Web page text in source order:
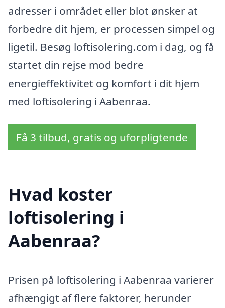
adresser i området eller blot ønsker at
forbedre dit hjem, er processen simpel og
ligetil. Besøg loftisolering.com i dag, og få
startet din rejse mod bedre
energieffektivitet og komfort i dit hjem
med loftisolering i Aabenraa.
Få 3 tilbud, gratis og uforpligtende
Hvad koster
loftisolering i
Aabenraa?
Prisen på loftisolering i Aabenraa varierer
afhængigt af flere faktorer, herunder